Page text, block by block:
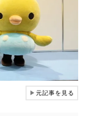
▶元記事を見る